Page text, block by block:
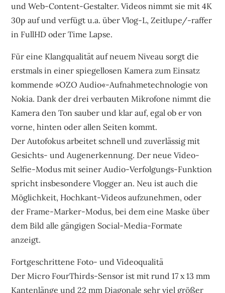
und Web-Content-Gestalter. Videos nimmt sie mit 4K
30p auf und verfügt u.a. über Vlog-L, Zeitlupe/-raffer
in FullHD oder Time Lapse.
Für eine Klangqualität auf neuem Niveau sorgt die
erstmals in einer spiegellosen Kamera zum Einsatz
kommende »OZO Audio«-Aufnahmetechnologie von
Nokia. Dank der drei verbauten Mikrofone nimmt die
Kamera den Ton sauber und klar auf, egal ob er von
vorne, hinten oder allen Seiten kommt.
Der Autofokus arbeitet schnell und zuverlässig mit
Gesichts- und Augenerkennung. Der neue Video-
Selfie-Modus mit seiner Audio-Verfolgungs-Funktion
spricht insbesondere Vlogger an. Neu ist auch die
Möglichkeit, Hochkant-Videos aufzunehmen, oder
der Frame-Marker-Modus, bei dem eine Maske über
dem Bild alle gängigen Social-Media-Formate
anzeigt.
Fortgeschrittene Foto- und Videoqualitä
Der Micro FourThirds-Sensor ist mit rund 17 x 13 mm
Kantenlänge und 22 mm Diagonale sehr viel größer